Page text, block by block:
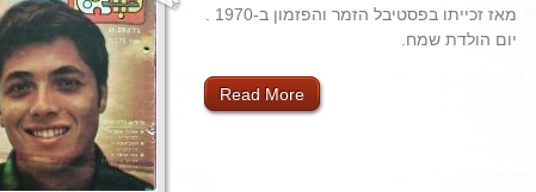
יום הולדת שמח.
Read More